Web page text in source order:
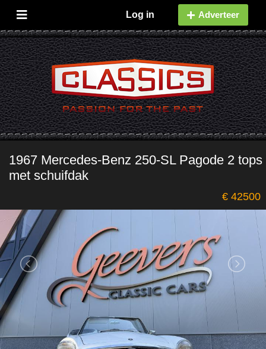
Log in Adverteer
1967 Mercedes-Benz 250-SL Pagode 2 tops
met schuifdak
€ 42500